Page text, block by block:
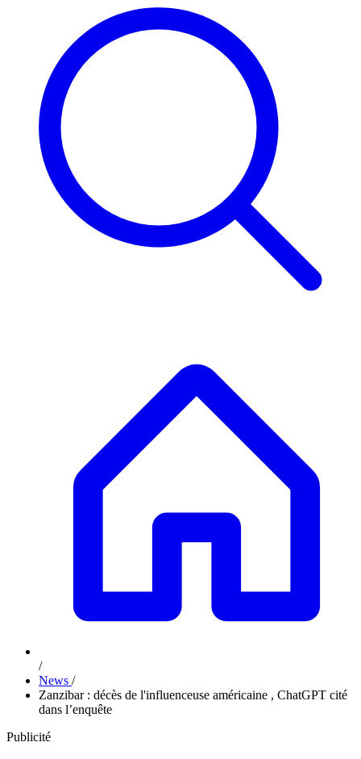
/
News /
Zanzibar : décès de l'influenceuse américaine , ChatGPT cité
dans l’enquête
Publicité